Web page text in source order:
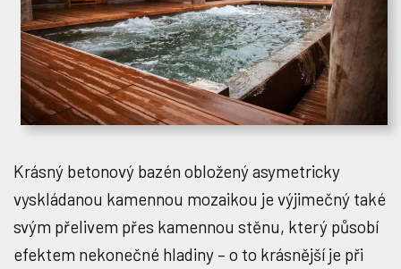
Krásný betonový bazén obložený asymetricky
vyskládanou kamennou mozaikou je výjimečný také
svým přelivem přes kamennou stěnu, který působí
efektem nekonečné hladiny – o to krásnější je při